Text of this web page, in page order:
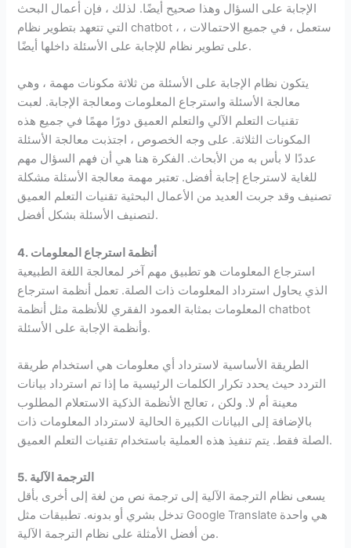
الإجابة على السؤال وهذا صحيح أيضًا. لذلك ، فإن أعمال البحث
التي تتعهد بتطوير نظام chatbot ، ستعمل ، في جميع الاحتمالات ،
على تطوير نظام للإجابة على الأسئلة داخلها أيضًا.
يتكون نظام الإجابة على الأسئلة من ثلاثة مكونات مهمة ، وهي
معالجة الأسئلة واسترجاع المعلومات ومعالجة الإجابة. لعبت
تقنيات التعلم الآلي والتعلم العميق دورًا مهمًا في جميع هذه
المكونات الثلاثة. على وجه الخصوص ، اجتذبت معالجة الأسئلة
عددًا لا بأس به من الأبحاث. الفكرة هنا هي أن فهم السؤال مهم
للغاية لاسترجاع إجابة أفضل. تعتبر مهمة معالجة الأسئلة مشكلة
تصنيف وقد جربت العديد من الأعمال البحثية تقنيات التعلم العميق
لتصنيف الأسئلة بشكل أفضل.
4. أنظمة استرجاع المعلومات
استرجاع المعلومات هو تطبيق مهم آخر لمعالجة اللغة الطبيعية
الذي يحاول استرداد المعلومات ذات الصلة. تعمل أنظمة استرجاع
المعلومات بمثابة العمود الفقري للأنظمة مثل أنظمة chatbot
وأنظمة الإجابة على الأسئلة.
الطريقة الأساسية لاسترداد أي معلومات هي استخدام طريقة
التردد حيث يحدد تكرار الكلمات الرئيسية ما إذا تم استرداد بيانات
معينة أم لا. ولكن ، تعالج الأنظمة الذكية الاستعلام المطلوب
بالإضافة إلى البيانات الكبيرة الحالية لاسترداد المعلومات ذات
الصلة فقط. يتم تنفيذ هذه العملية باستخدام تقنيات التعلم العميق.
5. الترجمة الآلية
يسعى نظام الترجمة الآلية إلى ترجمة نص من لغة إلى أخرى بأقل
تدخل بشري أو بدونه. تطبيقات مثل Google Translate هي واحدة
من أفضل الأمثلة على نظام الترجمة الآلية.